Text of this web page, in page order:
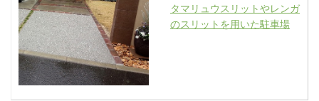
タマリュウスリットやレンガ
のスリットを用いた駐車場